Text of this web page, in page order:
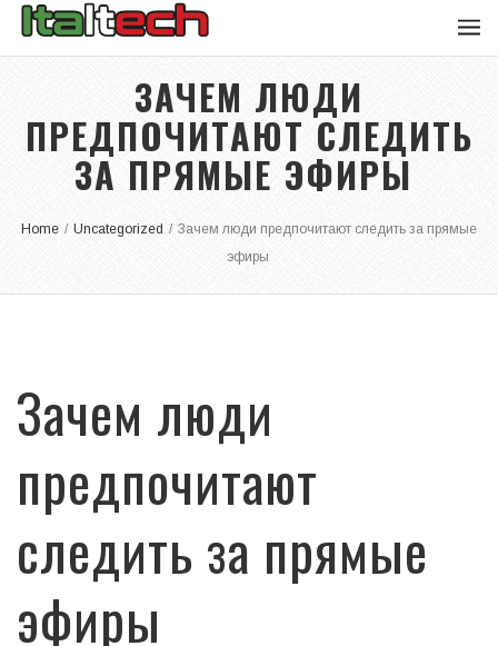
ЗАЧЕМ ЛЮДИ
ПРЕДПОЧИТАЮТ СЛЕДИТЬ
ЗА ПРЯМЫЕ ЭФИРЫ
Home / Uncategorized / Зачем люди предпочитают следить за прямые
эфиры
Зачем люди
предпочитают
следить за прямые
эфиры